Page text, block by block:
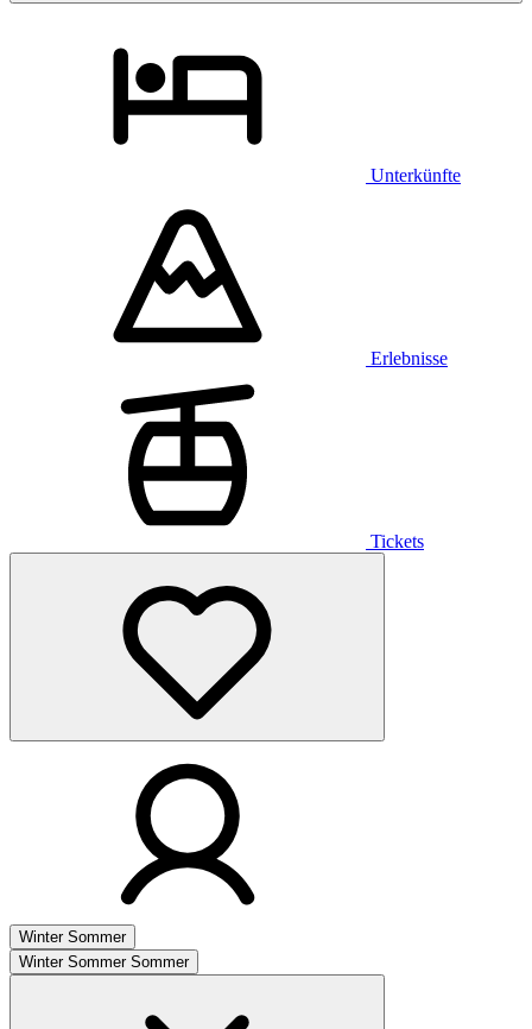
Unterkünfte
Erlebnisse
Tickets
Winter Sommer
Winter Sommer Sommer